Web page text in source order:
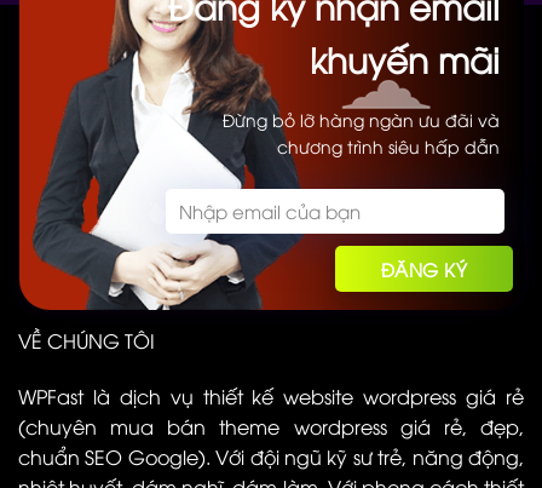
khuyến mãi
Đừng bỏ lỡ hàng ngàn ưu đãi và
chương trình siêu hấp dẫn
VỀ CHÚNG TÔI
WPFast là dịch vụ thiết kế website wordpress giá rẻ
(chuyên mua bán theme wordpress giá rẻ, đẹp,
chuẩn SEO Google). Với đội ngũ kỹ sư trẻ, năng động,